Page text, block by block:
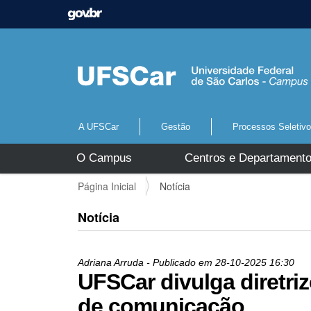
A UFSCar Gestão Processos
v
O Campus Centros e
V
c
ê
t
á
Página Inicial Notícia
Notícia
Adriana Arruda - Publicado em 28-10-2025 16:30
UFSCar divulga